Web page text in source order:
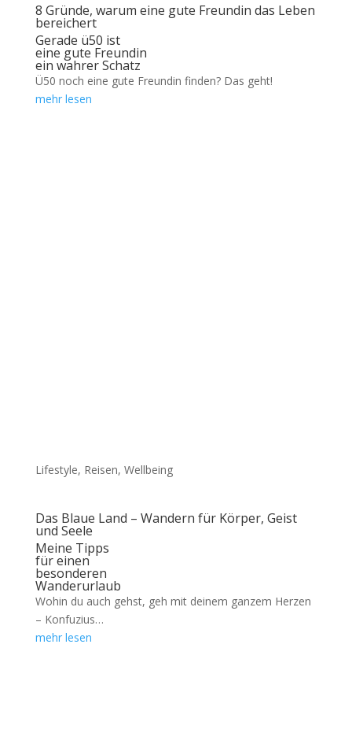
8 Gründe, warum eine gute Freundin das Leben
bereichert
Gerade ü50 ist
eine gute Freundin
ein wahrer Schatz
Ü50 noch eine gute Freundin finden? Das geht!
mehr lesen
Lifestyle, Reisen, Wellbeing
Das Blaue Land – Wandern für Körper, Geist
und Seele
Meine Tipps
für einen
besonderen
Wanderurlaub
Wohin du auch gehst, geh mit deinem ganzem Herzen
– Konfuzius…
mehr lesen